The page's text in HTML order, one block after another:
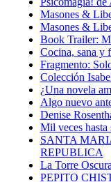
Masones &
Masones &
Book Trailer:
Cocina, sana y
Fragmento:
Colección
¿Una novela
Algo nuevo
Denise
Mil veces hasta
SANTA
REPUBLICA
La Torre
PEPITO